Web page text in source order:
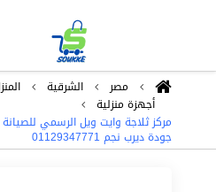
مصر الشرقية
أجهزة منزلية
مركز ثلاجة وايت ويل الرسمي
جودة ديرب نجم 01129347771